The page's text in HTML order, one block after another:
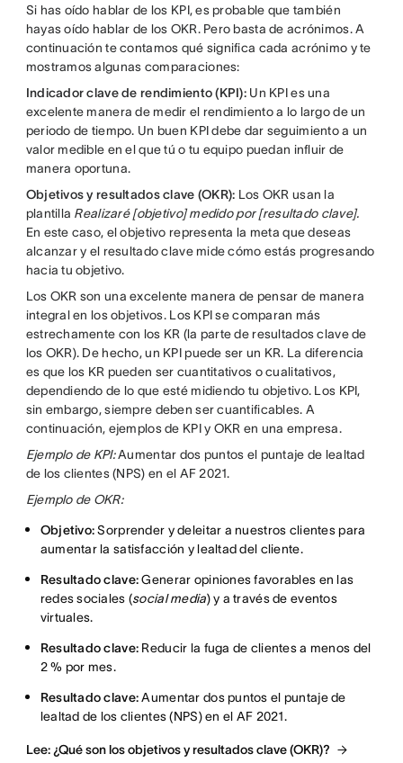
Si has oído hablar de los KPI, es probable que también
hayas oído hablar de los OKR. Pero basta de acrónimos. A
continuación te contamos qué significa cada acrónimo y te
mostramos algunas comparaciones:
Indicador clave de rendimiento (KPI): Un KPI es una
excelente manera de medir el rendimiento a lo largo de un
periodo de tiempo. Un buen KPI debe dar seguimiento a un
valor medible en el que tú o tu equipo puedan influir de
manera oportuna.
Objetivos y resultados clave (OKR): Los OKR usan la
plantilla Realizaré [objetivo] medido por [resultado clave].
En este caso, el objetivo representa la meta que deseas
alcanzar y el resultado clave mide cómo estás progresando
hacia tu objetivo.
Los OKR son una excelente manera de pensar de manera
integral en los objetivos. Los KPI se comparan más
estrechamente con los KR (la parte de resultados clave de
los OKR). De hecho, un KPI puede ser un KR. La diferencia
es que los KR pueden ser cuantitativos o cualitativos,
dependiendo de lo que esté midiendo tu objetivo. Los KPI,
sin embargo, siempre deben ser cuantificables. A
continuación, ejemplos de KPI y OKR en una empresa.
Ejemplo de KPI:Aumentar dos puntos el puntaje de lealtad
de los clientes (NPS) en el AF 2021.
Ejemplo de OKR:
Objetivo:Sorprender y deleitar a nuestros clientes para
aumentar la satisfacción y lealtad del cliente.
Resultado clave:Generar opiniones favorables en las
redes sociales (social media) y a través de eventos
virtuales.
Resultado clave: Reducir la fuga de clientes a menos del
2 % por mes.
Resultado clave:Aumentar dos puntos el puntaje de
lealtad de los clientes (NPS) en el AF 2021.
Lee: ¿Qué son los objetivos y resultados clave (OKR)?